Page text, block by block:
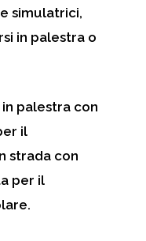
simulatrici,
in palestra o
palestra con
il
strada con
per il